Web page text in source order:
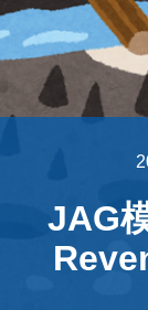
JAG